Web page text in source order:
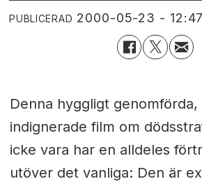
PUBLICERAD 2000-05-23 - 12:47
Denna hyggligt
indignerade film om
icke vara har en alldeles
utöver det vanliga: Den är